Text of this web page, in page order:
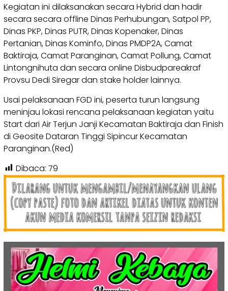
Kegiatan ini dilaksanakan secara Hybrid dan hadir
secara secara offline Dinas Perhubungan, Satpol PP,
Dinas PKP, Dinas PUTR, Dinas Kopenaker, Dinas
Pertanian, Dinas Kominfo, Dinas PMDP2A, Camat
Baktiraja, Camat Paranginan, Camat Pollung, Camat
Lintongnihuta dan secara online Disbudpareakraf
Provsu Dedi Siregar dan stake holder lainnya.
Usai pelaksanaan FGD ini, peserta turun langsung
meninjau lokasi rencana pelaksanaan kegiatan yaitu
Start dari Air Terjun Janji Kecamatan Baktiraja dan Finish
di Geosite Dataran Tinggi Sipincur Kecamatan
Paranginan.(Red)
Dibaca: 79